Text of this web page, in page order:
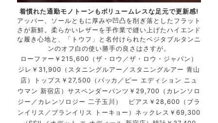
着慣れた通勤モノトーンもボリュームレスな足元で更新感!
アッパー、ソールともに厚みや凹凸を削ぎ落としたフラット
さが新鮮。柔らかいレザーを手作業で縫い上げたハイエンド
な履き心地と、「トウフ」と名付けられたベジタブルタンニ
ンのオフ白の使い勝手の良さはさすが。
ローファー￥215,600（ザ・ロウ／ザ・ロウ・ジャパン）
ジレ￥31,900（スタニングルアー／スタニングルアー 青山
店）トップス￥27,500（バッカ／ビー エディション ニュ
ウマン 新宿店）サスペンダーパンツ￥29,700（カレンソロ
ジー／カレンソロジー 二子玉川） ピアス￥28,600（ブラ
ンイリス／ブランイリス トーキョー）ネックレス￥69,300